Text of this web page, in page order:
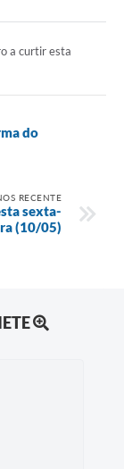
a curtir esta
do
RECENTE
sexta-
(10/05)